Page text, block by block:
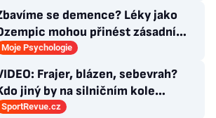
se demence? Léky jako
mohou přinést zásadní
v léčbě Alzheimerovy
Moje Psychologie
Frajer, blázen, sebevrah?
jiný by na silničním kole
tyhle triky?
SportRevue.cz